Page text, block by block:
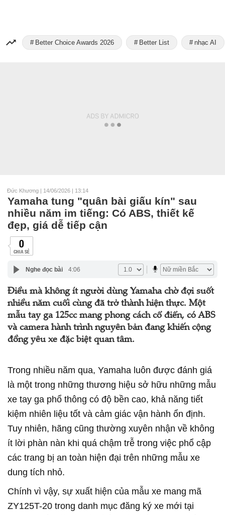
Better Choice Awards 2026 Better List nhạc AI
Đức Khương | 14/06/2026 | 13:14
Yamaha tung "quân bài giấu kín" sau
nhiều năm im tiếng: Có ABS, thiết kế
đẹp, giá dễ tiếp cận
0
CHIA SẺ
Nghe đọc bài 4:06
Điều mà không ít người dùng Yamaha chờ đợi suốt
nhiều năm cuối cùng đã trở thành hiện thực. Một
mẫu tay ga 125cc mang phong cách cổ điển, có ABS
và camera hành trình nguyên bản đang khiến cộng
đồng yêu xe đặc biệt quan tâm.
Trong nhiều năm qua, Yamaha luôn được đánh giá
là một trong những thương hiệu sở hữu những mẫu
xe tay ga phổ thông có độ bền cao, khả năng tiết
kiệm nhiên liệu tốt và cảm giác vận hành ổn định.
Tuy nhiên, hãng cũng thường xuyên nhận về không
ít lời phàn nàn khi quá chậm trễ trong việc phổ cập
các trang bị an toàn hiện đại trên những mẫu xe
dung tích nhỏ.
Chính vì vậy, sự xuất hiện của mẫu xe mang mã
ZY125T-20 trong danh mục đăng ký xe mới tại